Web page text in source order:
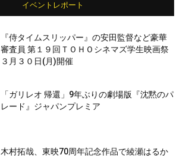
イベントレポート
『侍タイムスリッパー』の安田監督など豪華
審査員 第１９回ＴＯＨＯシネマズ学生映画祭
３月３０日(月)開催
「ガリレオ 帰還」9年ぶりの劇場版『沈黙のパ
レード』ジャパンプレミア
木村拓哉、東映70周年記念作品で綾瀬はるか